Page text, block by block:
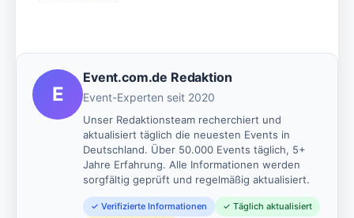
E
Event.com.de Redaktion
Event-Experten seit 2020
Unser Redaktionsteam recherchiert und
aktualisiert täglich die neuesten Events in
Deutschland. Über 50.000 Events täglich, 5+
Jahre Erfahrung. Alle Informationen werden
sorgfältig geprüft und regelmäßig aktualisiert.
✓ Verifizierte Informationen
✓ Täglich aktualisiert